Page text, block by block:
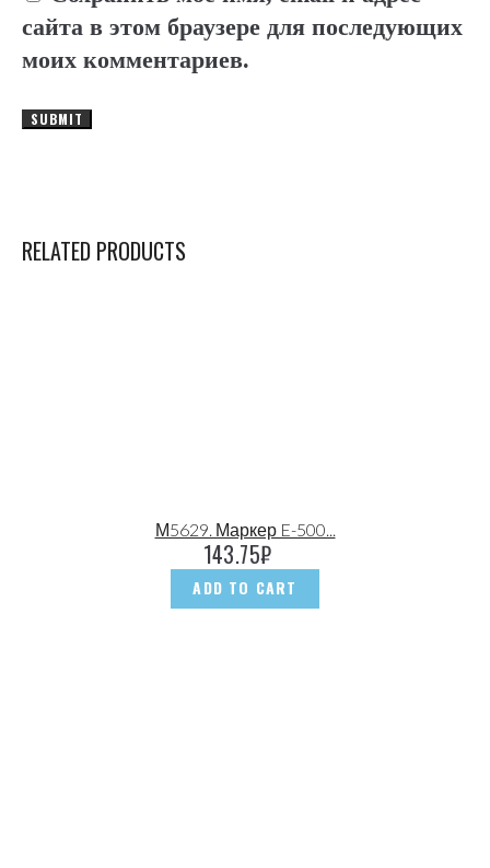
сайта в этом браузере для последующих
моих комментариев.
RELATED PRODUCTS
М5629. Маркер E-500...
143.75₽
ADD TO CART